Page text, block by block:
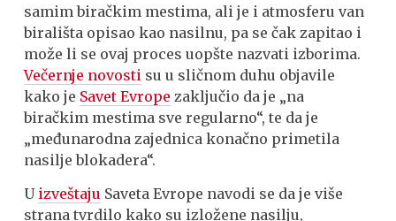
samim biračkim mestima, ali je i atmosferu van
birališta opisao kao nasilnu, pa se čak zapitao i
može li se ovaj proces uopšte nazvati izborima.
Večernje novosti su u sličnom duhu objavile
kako je Savet Evrope zaključio da je „na
biračkim mestima sve regularno“, te da je
„međunarodna zajednica konačno primetila
nasilje blokadera“.
U izveštaju Saveta Evrope navodi se da je više
strana tvrdilo kako su izložene nasilju,